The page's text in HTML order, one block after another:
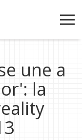
une a
la